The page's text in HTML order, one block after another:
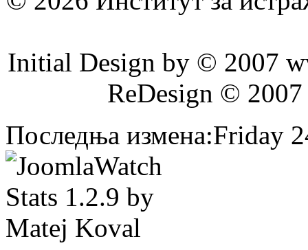
Initial Design by © 2007
ReDesign ©
Последња измена:Friday